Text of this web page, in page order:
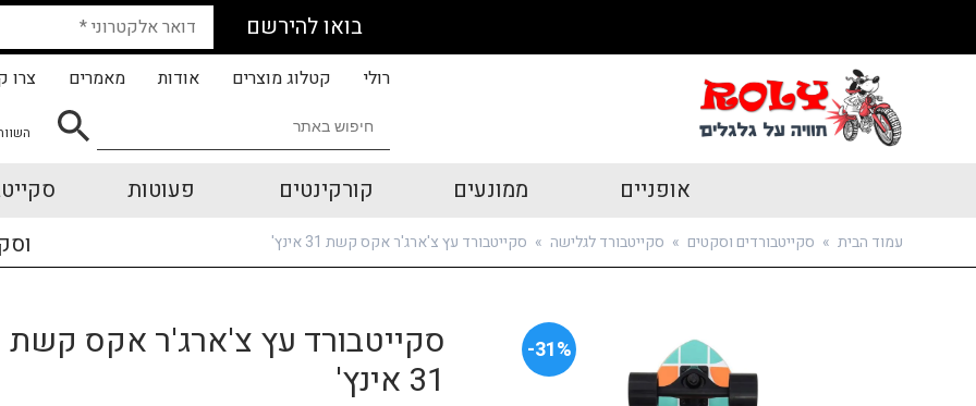
בואו להירשם
רולי קטלוג מוצרים אודות מאמרים צרו
אופניים ממונעים קורקינטים פעוטות
עמוד הבית » סקייטבורדים וסקטים » סקייטבורד לגלישה » סקייטבורד עץ צ'ארג'ר אקס קשת 31 אינץ'
31%-
סקייטבורד עץ צ'ארג'ר אקס קשת
31 אינץ'